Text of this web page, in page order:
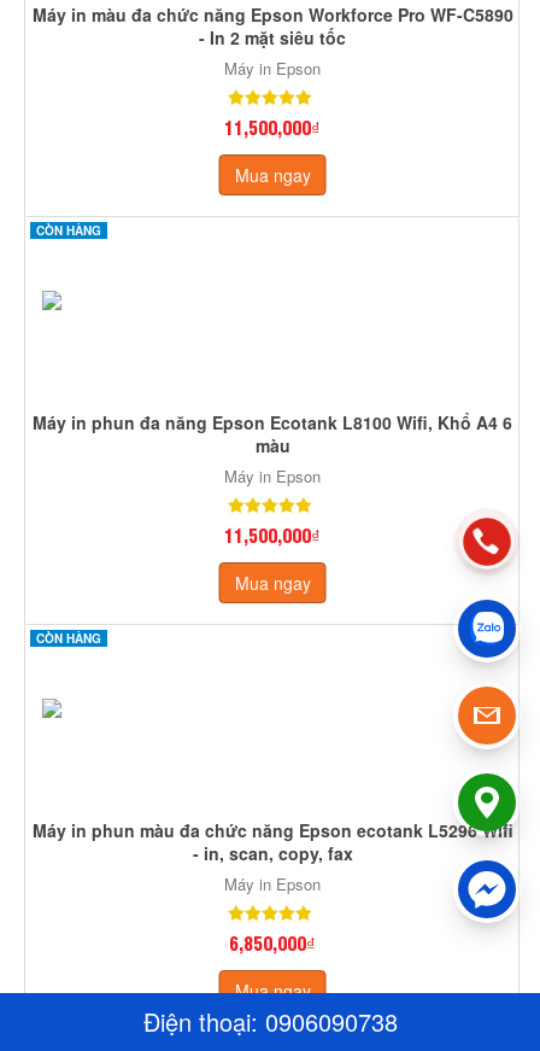
Điện thoại: 0906090738
Máy in màu đa chức năng Epson Workforce Pro WF-C5890
- In 2 mặt siêu tốc
Máy in Epson
11,500,000₫
Mua ngay
CÒN HÀNG
Máy in phun đa năng Epson Ecotank L8100 Wifi, Khổ A4 6
màu
Máy in Epson
11,500,000₫
Mua ngay
CÒN HÀNG
Máy in phun màu đa chức năng Epson ecotank L5296 Wifi
- in, scan, copy, fax
Máy in Epson
6,850,000₫
Mua ngay